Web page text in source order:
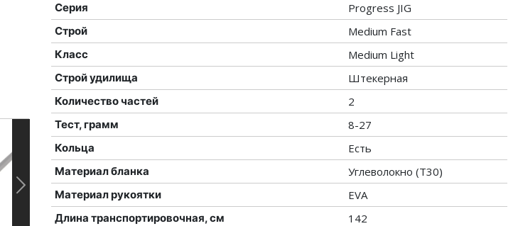
Серия Progress JIG
Строй Medium Fast
Класс Medium Light
Строй удилища Штекерная
Количество частей 2
Тест, грамм 8-27
Кольца Есть
Материал бланка Углеволокно (Т30)
Материал рукоятки EVA
Длина транспортировочная, см 142